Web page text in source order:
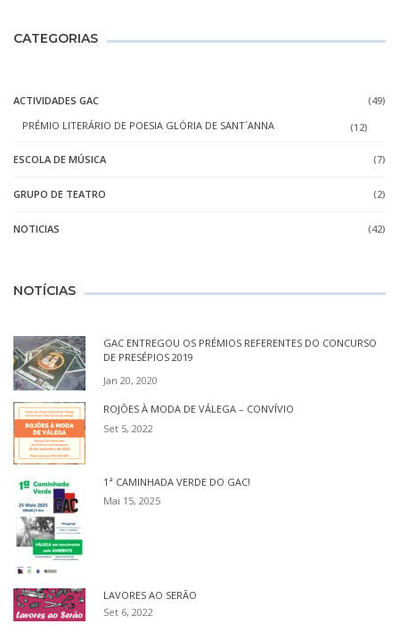
CATEGORIAS
ACTIVIDADES GAC
(49)
PRÉMIO LITERÁRIO DE POESIA GLÓRIA DE SANT´ANNA
(12)
ESCOLA DE MÚSICA (7)
GRUPO DE TEATRO (2)
NOTICIAS (42)
NOTÍCIAS
GAC ENTREGOU OS PRÉMIOS REFERENTES DO CONCURSO
DE PRESÉPIOS 2019
Jan 20, 2020
ROJÕES À MODA DE VÁLEGA – CONVÍVIO
Set 5, 2022
1ª CAMINHADA VERDE DO GAC!
Mai 15, 2025
LAVORES AO SERÃO
Set 6, 2022